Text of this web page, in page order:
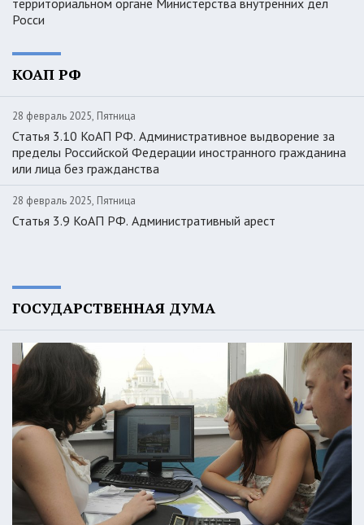
территориальном органе Министерства внутренних дел
Росси
КОАП РФ
28 февраль 2025, Пятница
Статья 3.10 КоАП РФ. Административное выдворение за
пределы Российской Федерации иностранного гражданина
или лица без гражданства
28 февраль 2025, Пятница
Статья 3.9 КоАП РФ. Административный арест
ГОСУДАРСТВЕННАЯ ДУМА